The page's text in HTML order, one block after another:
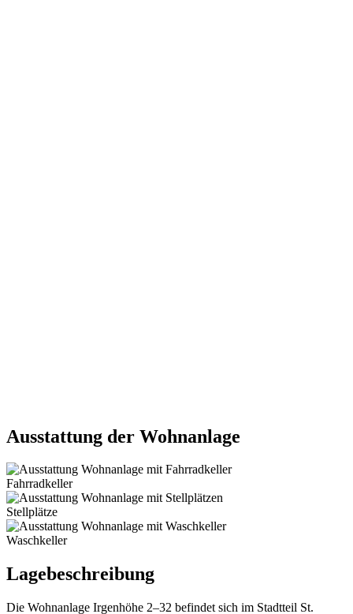
Ausstattung der Wohnanlage
Fahrradkeller
Stellplätze
Waschkeller
Lagebeschreibung
Die Wohnanlage Irgenhöhe 2–32 befindet sich im Stadtteil St.